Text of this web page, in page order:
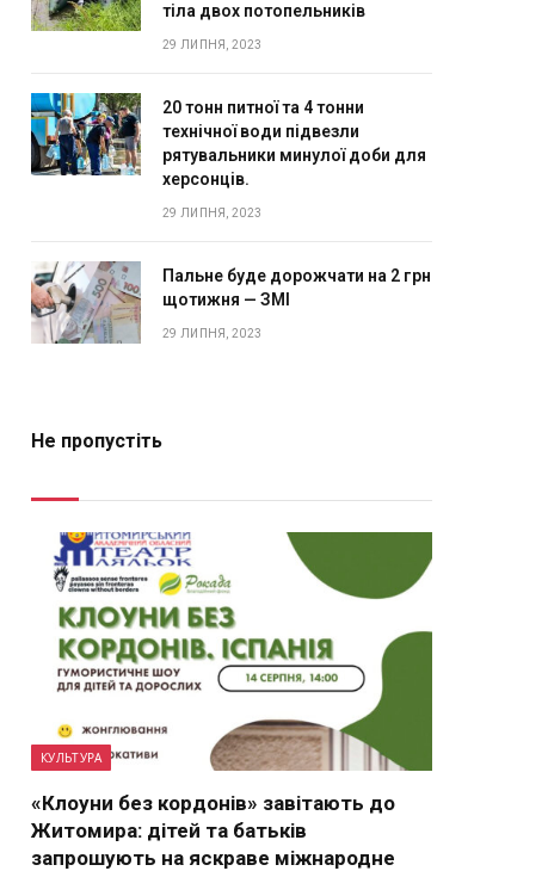
тіла двох потопельників
29 ЛИПНЯ, 2023
20 тонн питної та 4 тонни
технічної води підвезли
рятувальники минулої доби для
херсонців.
29 ЛИПНЯ, 2023
Пальне буде дорожчати на 2 грн
щотижня — ЗМІ
29 ЛИПНЯ, 2023
Не пропустіть
КУЛЬТУРА
«Клоуни без кордонів» завітають до
Житомира: дітей та батьків
запрошують на яскраве міжнародне